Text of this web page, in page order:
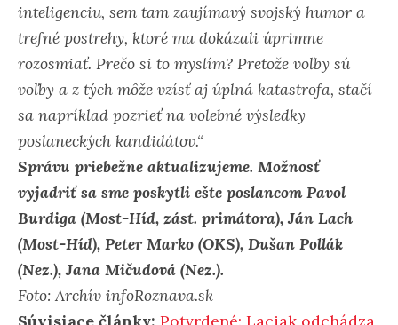
inteligenciu, sem tam zaujímavý svojský humor a
trefné postrehy, ktoré ma dokázali úprimne
rozosmiať. Prečo si to myslím? Pretože voľby sú
voľby a z tých môže vzísť aj úplná katastrofa, stačí
sa napríklad pozrieť na volebné výsledky
poslaneckých kandidátov.“
Správu priebežne aktualizujeme. Možnosť
vyjadriť sa sme poskytli ešte poslancom Pavol
Burdiga (Most-Híd, zást. primátora), Ján Lach
(Most-Híd), Peter Marko (OKS), Dušan Pollák
(Nez.), Jana Mičudová (Nez.).
Foto: Archív infoRoznava.sk